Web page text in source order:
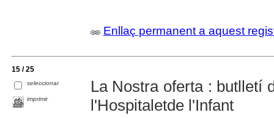
Enllaç permanent a aquest
15 / 25
seleccionar
imprimir
La Nostra oferta : butlletí
l'Hospitaletde l'Infant